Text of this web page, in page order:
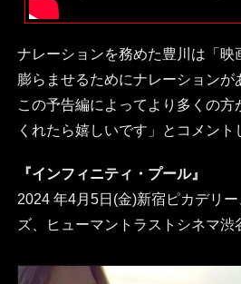
ナレーションを務めた豊川は「映
膨らませるためにナレーションが
この予告編によってより多くの方
くれたら嬉しいです」とコメント
『インフィニティ・プール』
2024 年4月5日(金)新宿ピカデリ
ズ、ヒューマントラストシネマ渋